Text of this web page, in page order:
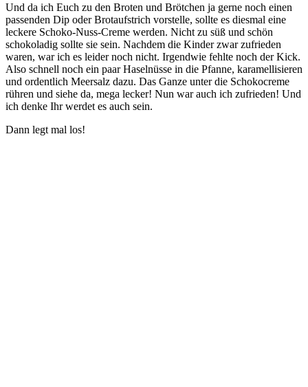
Und da ich Euch zu den Broten und Brötchen ja gerne noch einen
passenden Dip oder Brotaufstrich vorstelle, sollte es diesmal eine
leckere Schoko-Nuss-Creme werden. Nicht zu süß und schön
schokoladig sollte sie sein. Nachdem die Kinder zwar zufrieden
waren, war ich es leider noch nicht. Irgendwie fehlte noch der Kick.
Also schnell noch ein paar Haselnüsse in die Pfanne, karamellisieren
und ordentlich Meersalz dazu. Das Ganze unter die Schokocreme
rühren und siehe da, mega lecker! Nun war auch ich zufrieden! Und
ich denke Ihr werdet es auch sein.
Dann legt mal los!